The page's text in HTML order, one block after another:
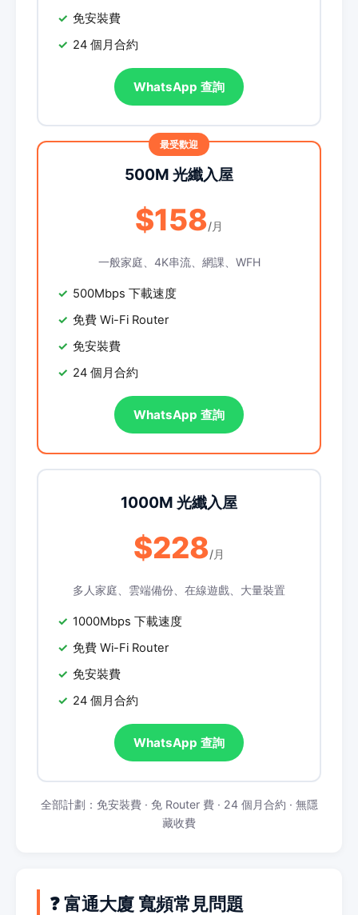
免安裝費
24 個月合約
WhatsApp 查詢
500M 光纖入屋
$158/月
一般家庭、4K串流、網課、WFH
500Mbps 下載速度
免費 Wi-Fi Router
免安裝費
24 個月合約
WhatsApp 查詢
1000M 光纖入屋
$228/月
多人家庭、雲端備份、在線遊戲、大量裝置
1000Mbps 下載速度
免費 Wi-Fi Router
免安裝費
24 個月合約
WhatsApp 查詢
全部計劃：免安裝費 · 免 Router 費 · 24 個月合約 · 無隱
藏收費
❓ 富通大廈 寬頻常見問題